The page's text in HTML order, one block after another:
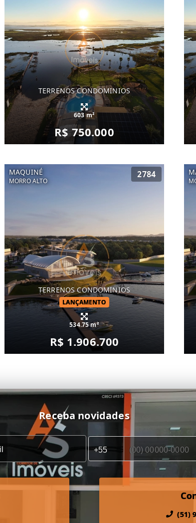
TERRENOS CONDOMINIOS
603 m²
R$ 750.000
MAQUINÉ
MORRO ALTO
2784
TERRENOS CONDOMINIOS
LANÇAMENTO
534.75 m²
R$ 1.906.700
Receba novidades
(51)